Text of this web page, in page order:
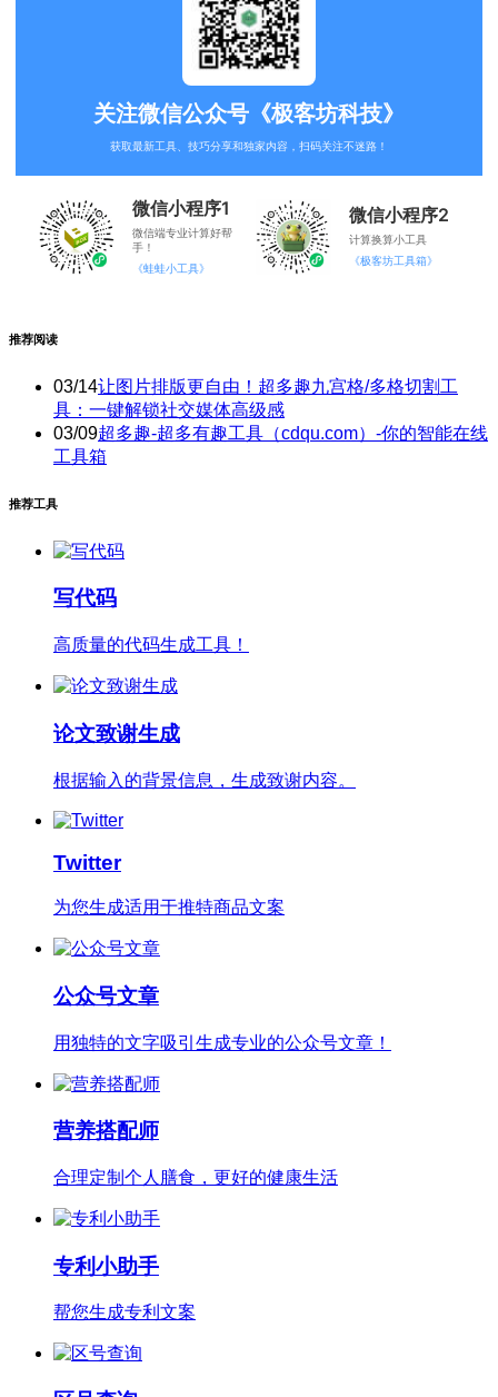
关注微信公众号《极客坊科技》
获取最新工具、技巧分享和独家内容，扫码关注不迷路！
微信小程序1
微信端专业计算好帮
手！
《蛙蛙小工具》
微信小程序2
计算换算小工具
《极客坊工具箱》
推荐阅读
03/14让图片排版更自由！超多趣九宫格/多格切割工
具：一键解锁社交媒体高级感
03/09超多趣-超多有趣工具（cdqu.com）-你的智能在线
工具箱
推荐工具
写代码
高质量的代码生成工具！
论文致谢生成
根据输入的背景信息，生成致谢内容。
Twitter
为您生成适用于推特商品文案
公众号文章
用独特的文字吸引生成专业的公众号文章！
营养搭配师
合理定制个人膳食，更好的健康生活
专利小助手
帮您生成专利文案